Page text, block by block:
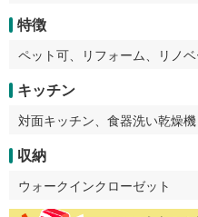
特徴
ペット可、リフォーム、リノ
キッチン
対面キッチン、食器洗い乾燥機
収納
ウォークインクローゼット